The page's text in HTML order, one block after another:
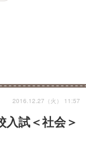
入試＜社会＞
2016.12.27（火） 11:57